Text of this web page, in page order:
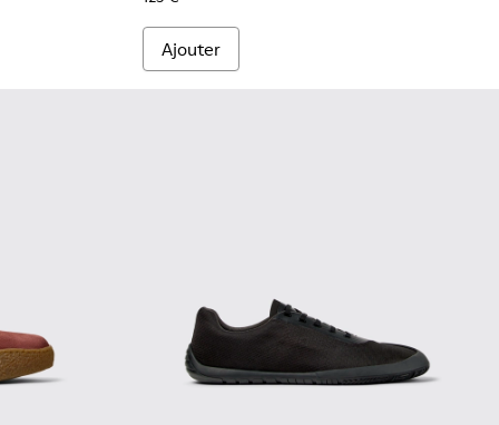
Ajouter